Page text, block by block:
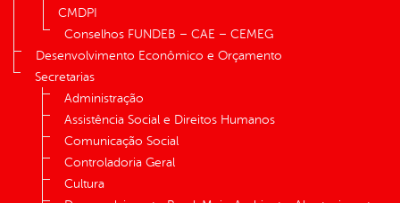
CMDPI
Conselhos FUNDEB – CAE – CEMEG
Desenvolvimento Econômico e Orçamento
Secretarias
Administração
Assistência Social e Direitos Humanos
Comunicação Social
Controladoria Geral
Cultura